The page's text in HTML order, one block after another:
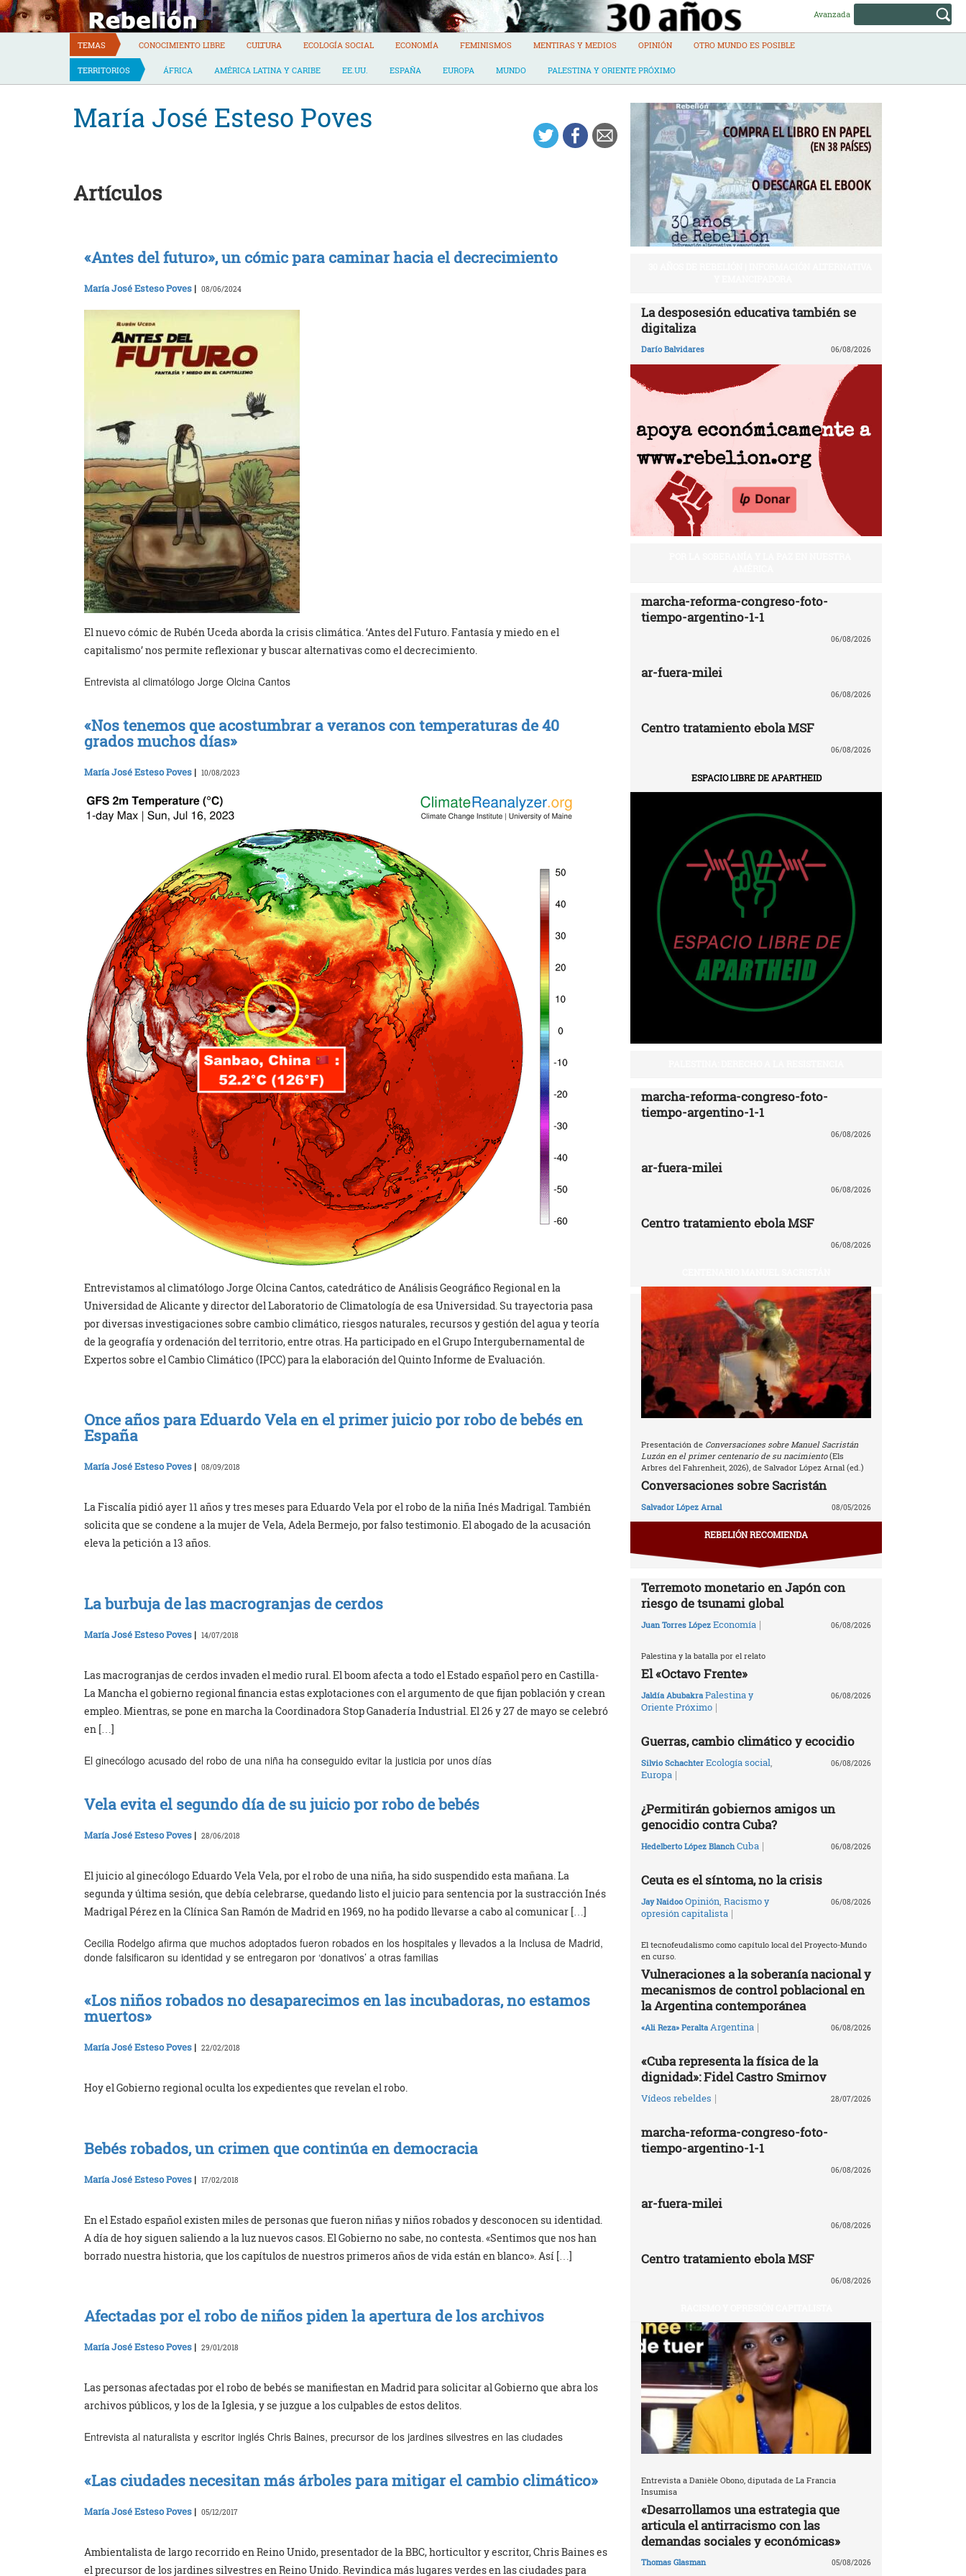
Skip
to
content
Avanzada
TEMAS CONOCIMIENTO LIBRE CULTURA ECOLOGÍA SOCIAL ECONOMÍA FEMINISMOS MENTIRAS Y MEDIOS OPINIÓN OTRO MUNDO ES POSIBLE
TERRITORIOS ÁFRICA AMÉRICA LATINA Y CARIBE EE.UU. ESPAÑA EUROPA MUNDO PALESTINA Y ORIENTE PRÓXIMO
María José Esteso Poves
Artículos
«Antes del futuro», un cómic para caminar hacia el decrecimiento
María José Esteso Poves | 08/06/2024
El nuevo cómic de Rubén Uceda aborda la crisis climática. ‘Antes del Futuro. Fantasía y miedo en el
capitalismo’ nos permite reflexionar y buscar alternativas como el decrecimiento.
Entrevista al climatólogo Jorge Olcina Cantos
«Nos tenemos que acostumbrar a veranos con temperaturas de 40
grados muchos días»
María José Esteso Poves | 10/08/2023
Entrevistamos al climatólogo Jorge Olcina Cantos, catedrático de Análisis Geográfico Regional en la
Universidad de Alicante y director del Laboratorio de Climatología de esa Universidad. Su trayectoria pasa
por diversas investigaciones sobre cambio climático, riesgos naturales, recursos y gestión del agua y teoría
de la geografía y ordenación del territorio, entre otras. Ha participado en el Grupo Intergubernamental de
Expertos sobre el Cambio Climático (IPCC) para la elaboración del Quinto Informe de Evaluación.
Once años para Eduardo Vela en el primer juicio por robo de bebés en
España
María José Esteso Poves | 08/09/2018
La Fiscalía pidió ayer 11 años y tres meses para Eduardo Vela por el robo de la niña Inés Madrigal. También
solicita que se condene a la mujer de Vela, Adela Bermejo, por falso testimonio. El abogado de la acusación
eleva la petición a 13 años.
La burbuja de las macrogranjas de cerdos
María José Esteso Poves | 14/07/2018
Las macrogranjas de cerdos invaden el medio rural. El boom afecta a todo el Estado español pero en Castilla-
La Mancha el gobierno regional financia estas explotaciones con el argumento de que fijan población y crean
empleo. Mientras, se pone en marcha la Coordinadora Stop Ganadería Industrial. El 26 y 27 de mayo se celebró
en […]
El ginecólogo acusado del robo de una niña ha conseguido evitar la justicia por unos días
Vela evita el segundo día de su juicio por robo de bebés
María José Esteso Poves | 28/06/2018
El juicio al ginecólogo Eduardo Vela Vela, por el robo de una niña, ha sido suspendido esta mañana. La
segunda y última sesión, que debía celebrarse, quedando listo el juicio para sentencia por la sustracción Inés
Madrigal Pérez en la Clínica San Ramón de Madrid en 1969, no ha podido llevarse a cabo al comunicar […]
Cecilia Rodelgo afirma que muchos adoptados fueron robados en los hospitales y llevados a la Inclusa de Madrid,
donde falsificaron su identidad y se entregaron por ‘donativos’ a otras familias
«Los niños robados no desaparecimos en las incubadoras, no estamos
muertos»
María José Esteso Poves | 22/02/2018
Hoy el Gobierno regional oculta los expedientes que revelan el robo.
Bebés robados, un crimen que continúa en democracia
María José Esteso Poves | 17/02/2018
En el Estado español existen miles de personas que fueron niñas y niños robados y desconocen su identidad.
A día de hoy siguen saliendo a la luz nuevos casos. El Gobierno no sabe, no contesta. «Sentimos que nos han
borrado nuestra historia, que los capítulos de nuestros primeros años de vida están en blanco». Así […]
Afectadas por el robo de niños piden la apertura de los archivos
María José Esteso Poves | 29/01/2018
Las personas afectadas por el robo de bebés se manifiestan en Madrid para solicitar al Gobierno que abra los
archivos públicos, y los de la Iglesia, y se juzgue a los culpables de estos delitos.
Entrevista al naturalista y escritor inglés Chris Baines, precursor de los jardines silvestres en las ciudades
«Las ciudades necesitan más árboles para mitigar el cambio climático»
María José Esteso Poves | 05/12/2017
Ambientalista de largo recorrido en Reino Unido, presentador de la BBC, horticultor y escritor, Chris Baines es
el precursor de los jardines silvestres en Reino Unido. Revindica más lugares verdes en las ciudades para
La desposesión educativa también se
digitaliza
Darío Balvidares 06/08/2026
marcha-reforma-congreso-foto-
tiempo-argentino-1-1
06/08/2026
ar-fuera-milei
06/08/2026
Centro tratamiento ebola MSF
06/08/2026
ESPACIO LIBRE DE APARTHEID
marcha-reforma-congreso-foto-
tiempo-argentino-1-1
06/08/2026
ar-fuera-milei
06/08/2026
Centro tratamiento ebola MSF
06/08/2026
Presentación de Conversaciones sobre Manuel Sacristán
Luzón en el primer centenario de su nacimiento(Els
Arbres del Fahrenheit, 2026), de Salvador López Arnal (ed.)
Conversaciones sobre Sacristán
Salvador López Arnal 08/05/2026
REBELIÓN RECOMIENDA
Terremoto monetario en Japón con
riesgo de tsunami global
Juan Torres López Economía | 06/08/2026
Palestina y la batalla por el relato
El «Octavo Frente»
Jaldía Abubakra Palestina y
Oriente Próximo |
06/08/2026
Guerras, cambio climático y ecocidio
Silvio Schachter Ecología social
Europa |
06/08/2026
¿Permitirán gobiernos amigos un
genocidio contra Cuba?
Hedelberto López Blanch Cuba | 06/08/2026
Ceuta es el síntoma, no la crisis
Jay Naidoo Opinión Racismo y
opresión capitalista |
06/08/2026
El tecnofeudalismo como capítulo local del Proyecto-Mundo
en curso.
Vulneraciones a la soberanía nacional y
mecanismos de control poblacional en
la Argentina contemporánea
«Ali Reza» Peralta Argentina | 06/08/2026
«Cuba representa la física de la
dignidad»: Fidel Castro Smirnov
Vídeos rebeldes | 28/07/2026
marcha-reforma-congreso-foto-
tiempo-argentino-1-1
06/08/2026
ar-fuera-milei
06/08/2026
Centro tratamiento ebola MSF
06/08/2026
Entrevista a Danièle Obono, diputada de La Francia
Insumisa
«Desarrollamos una estrategia que
articula el antirracismo con las
demandas sociales y económicas»
Thomas Glasman 05/08/2026